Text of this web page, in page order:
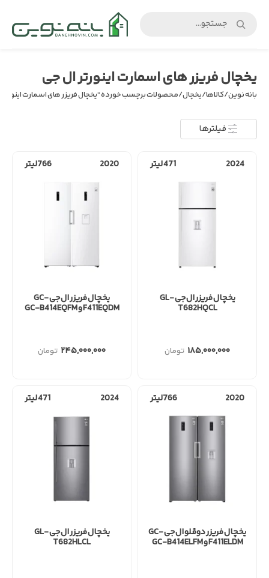
یخچال فریزر های اسمارت اینورتر ال جی
بانه نوین/کالاها/یخچال/ محصولات برچسب خورده “یخچال فریزر های اسمارت
یخچال فریزر ال جی GL-
T682HQCL
۱۸۵,۰۰۰,۰۰۰
2024 471 لیتر
یخچال فریزر ال جی GC-
F411EQDM و GC-B414EQFM
۲۴۵,۰۰۰,۰۰۰
2020 766لیتر
یخچال فریزر دوقلو ال جی GC-
F411ELDM و GC-B414ELFM
2020 766لیتر
یخچال فریزر ال جی GL-
T682HLCL
2024 471 لیتر